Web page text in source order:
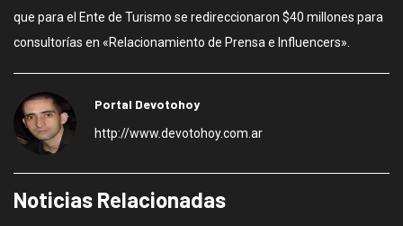
que para el Ente de Turismo se redireccionaron $40 millones para
consultorías en «Relacionamiento de Prensa e Influencers».
Portal Devotohoy
http://www.devotohoy.com.ar
Noticias Relacionadas